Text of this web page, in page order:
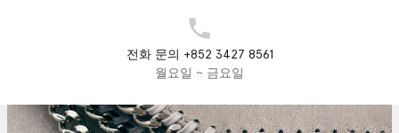
전화 문의 +852 3427 8561
월요일 ~ 금요일